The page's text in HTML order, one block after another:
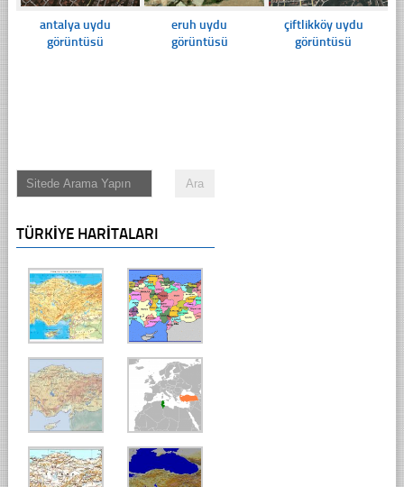
antalya uydu
görüntüsü
eruh uydu
görüntüsü
çiftlikköy uydu
görüntüsü
TÜRKIYE HARITALARI